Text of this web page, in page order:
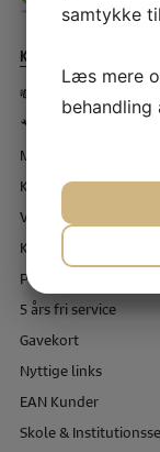
Kundeservice
💸 Forudbetaling 💸
🔧 BOOK TID TIL
Min konto
Kundeservice
Værksted
Kontakt
Prismatch + 5%
5 års fri service
Gavekort
Nyttige links
EAN Kunder
Skole &
samtykke
Læs mere
behandling